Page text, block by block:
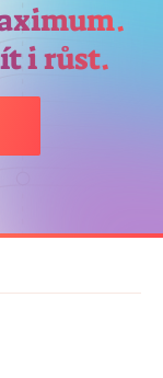
i růst.